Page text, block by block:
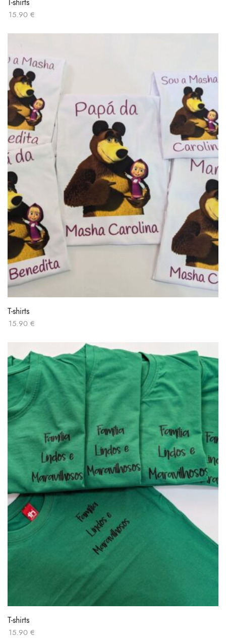
T-shirts
15.90 €
T-shirts
15.90 €
T-shirts
15.90 €